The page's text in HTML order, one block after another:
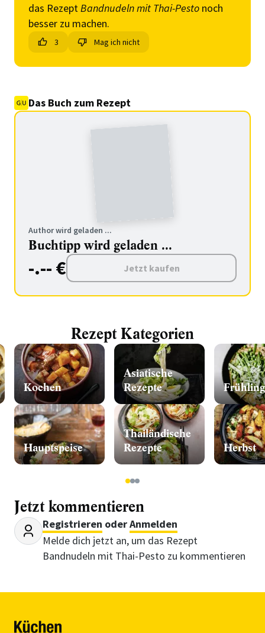
das RezeptBandnudeln mit Thai-Pesto noch
besser zu machen.
3 Mag ich nicht
Das Buch zum Rezept
Author wird geladen ...
Buchtipp wird geladen ...
-.-- € Jetzt kaufen
Rezept Kategorien
Kochen
Hauptspeise
Asiatische
Rezepte
Thailändische
Rezepte
Frühling
Herbst
123
Jetzt kommentieren
Registrieren oderAnmelden
Melde dich jetzt an, um das Rezept
Bandnudeln mit Thai-Pesto zu kommentieren